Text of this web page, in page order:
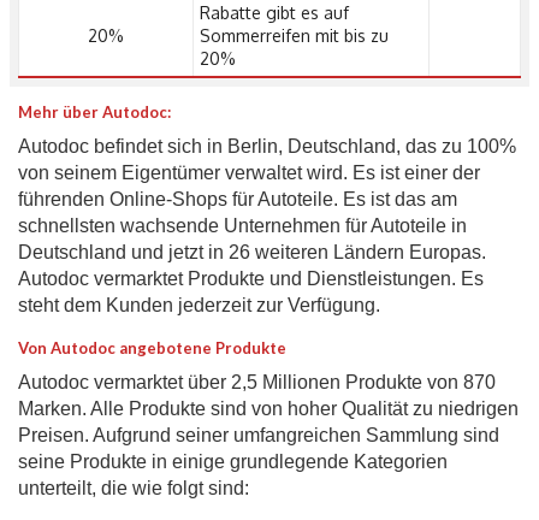
20%
Rabatte gibt es auf
Sommerreifen mit bis zu
20%
Mehr über Autodoc:
Autodoc befindet sich in Berlin, Deutschland, das zu 100%
von seinem Eigentümer verwaltet wird. Es ist einer der
führenden Online-Shops für Autoteile. Es ist das am
schnellsten wachsende Unternehmen für Autoteile in
Deutschland und jetzt in 26 weiteren Ländern Europas.
Autodoc vermarktet Produkte und Dienstleistungen. Es
steht dem Kunden jederzeit zur Verfügung.
Von Autodoc angebotene Produkte
Autodoc vermarktet über 2,5 Millionen Produkte von 870
Marken. Alle Produkte sind von hoher Qualität zu niedrigen
Preisen. Aufgrund seiner umfangreichen Sammlung sind
seine Produkte in einige grundlegende Kategorien
unterteilt, die wie folgt sind: